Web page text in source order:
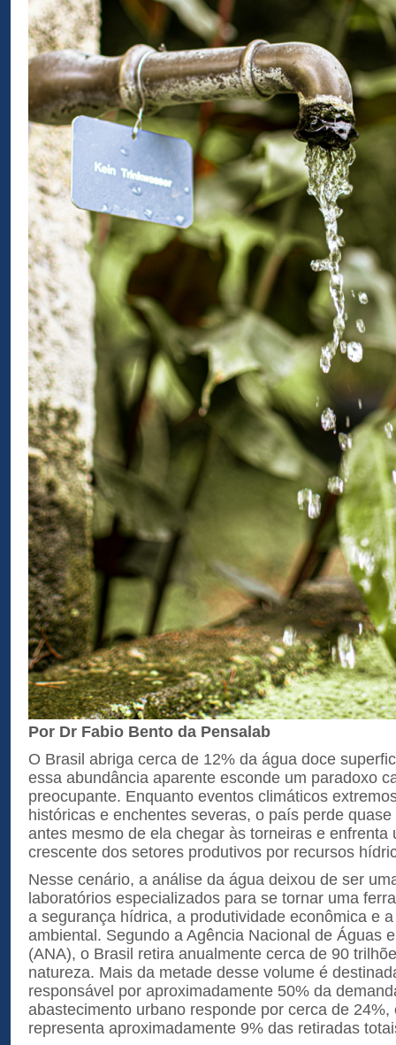
Por Dr Fabio Bento da Pensalab
O Brasil abriga cerca de 12% da água doce
essa abundância aparente esconde um paradoxo
preocupante. Enquanto eventos climáticos
históricas e enchentes severas, o país perde
antes mesmo de ela chegar às torneiras e enfrenta
crescente dos setores produtivos por recursos
Nesse cenário, a análise da água deixou de ser
laboratórios especializados para se tornar uma
a segurança hídrica, a produtividade econômica e
ambiental. Segundo a Agência Nacional de Águas
(ANA), o Brasil retira anualmente cerca de 90
natureza. Mais da metade desse volume é
responsável por aproximadamente 50% da
abastecimento urbano responde por cerca de
representa aproximadamente 9% das retiradas